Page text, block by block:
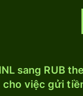
sang RUB
việc gửi